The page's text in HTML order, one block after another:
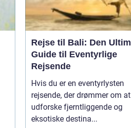
Rejse til Bali: Den
Guide til Eventyrlige
Rejsende
Hvis du er en eventyrlysten
rejsende, der drømmer om at
udforske fjerntliggende og
eksotiske destina...